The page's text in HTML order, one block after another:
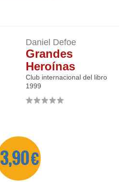
Daniel Defoe
Grandes
Heroínas
Club internacional del libro
1999
3,90 €